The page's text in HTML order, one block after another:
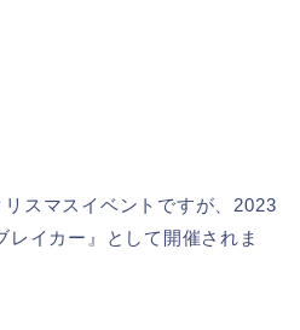
スマスイベントですが、2023
イカー』として開催されま